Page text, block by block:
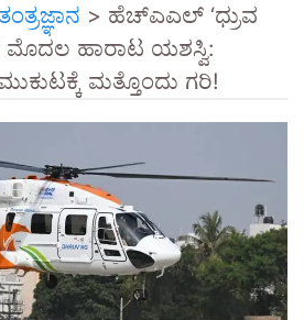
ತಂತ್ರಜ್ಞಾನ > ಹೆಚ್‌ಎಎಲ್ ‘ಧ್ರುವ
ಮೊದಲ ಹಾರಾಟ ಯಶಸ್ವಿ:
ಮತ್ತೊಂದು ಗರಿ!